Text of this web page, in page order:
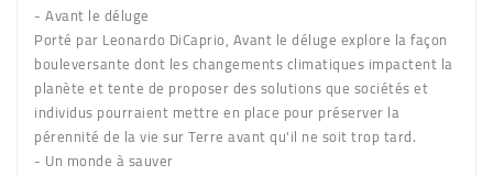
- Avant le déluge
Porté par Leonardo DiCaprio, Avant le déluge explore la façon
bouleversante dont les changements climatiques impactent la
planète et tente de proposer des solutions que sociétés et
individus pourraient mettre en place pour préserver la
pérennité de la vie sur Terre avant qu'il ne soit trop tard.
- Un monde à sauver